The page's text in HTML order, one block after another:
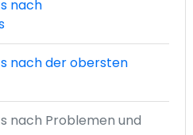
nach
nach der obersten
nach Problemen und